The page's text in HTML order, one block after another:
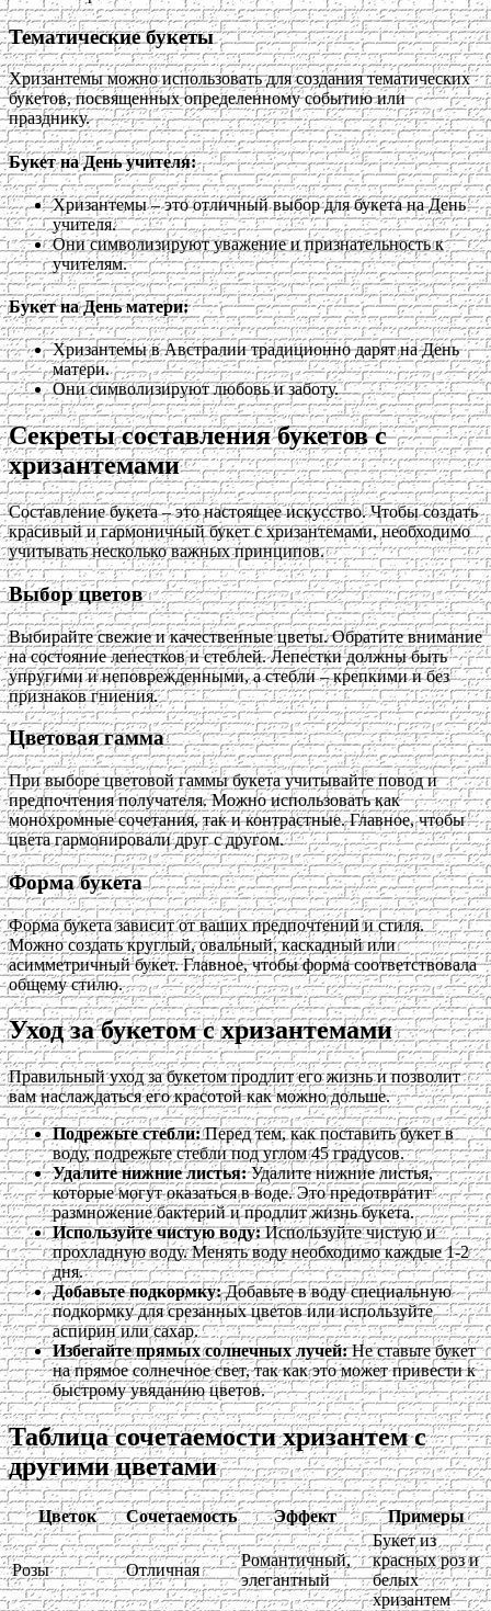
Тематические букеты
Хризантемы можно использовать для создания тематических
букетов, посвященных определенному событию или
празднику.
Букет на День учителя:
Хризантемы – это отличный выбор для букета на День
учителя.
Они символизируют уважение и признательность к
учителям.
Букет на День матери:
Хризантемы в Австралии традиционно дарят на День
матери.
Они символизируют любовь и заботу.
Секреты составления букетов с
хризантемами
Составление букета – это настоящее искусство. Чтобы создать
красивый и гармоничный букет с хризантемами, необходимо
учитывать несколько важных принципов.
Выбор цветов
Выбирайте свежие и качественные цветы. Обратите внимание
на состояние лепестков и стеблей. Лепестки должны быть
упругими и неповрежденными, а стебли – крепкими и без
признаков гниения.
Цветовая гамма
При выборе цветовой гаммы букета учитывайте повод и
предпочтения получателя. Можно использовать как
монохромные сочетания, так и контрастные. Главное, чтобы
цвета гармонировали друг с другом.
Форма букета
Форма букета зависит от ваших предпочтений и стиля.
Можно создать круглый, овальный, каскадный или
асимметричный букет. Главное, чтобы форма соответствовала
общему стилю.
Уход за букетом с хризантемами
Правильный уход за букетом продлит его жизнь и позволит
вам наслаждаться его красотой как можно дольше.
Подрежьте стебли:Перед тем, как поставить букет в
воду, подрежьте стебли под углом 45 градусов.
Удалите нижние листья:Удалите нижние листья,
которые могут оказаться в воде. Это предотвратит
размножение бактерий и продлит жизнь букета.
Используйте чистую воду:Используйте чистую и
прохладную воду. Менять воду необходимо каждые 1-2
дня.
Добавьте подкормку:Добавьте в воду специальную
подкормку для срезанных цветов или используйте
аспирин или сахар.
Избегайте прямых солнечных лучей:Не ставьте букет
на прямое солнечное свет, так как это может привести к
быстрому увяданию цветов.
Таблица сочетаемости хризантем с
другими цветами
Цветок Сочетаемость Эффект Примеры
Розы Отличная
Романтичный,
элегантный
Букет из
красных роз и
белых
хризантем